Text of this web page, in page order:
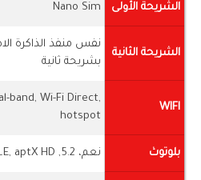
الشريحة الأولى Nano Sim
الشريحة الثانية
نفس منفذ الذاكرة
بشريحة ثانية
WIFI
band, Wi-Fi Direct,
hotspot
بلوتوث نعم، 5.2, A2DP, LE, aptX HD